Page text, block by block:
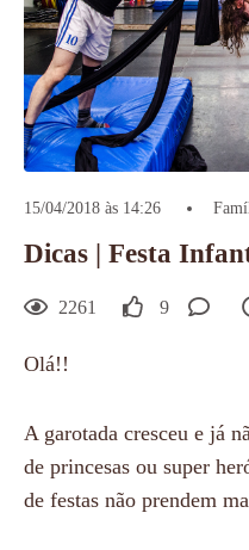
15/04/2018 às 14:26
Dicas | Festa
2261 9
Olá!!
A garotada cresceu e já
de princesas ou super
de festas não prendem